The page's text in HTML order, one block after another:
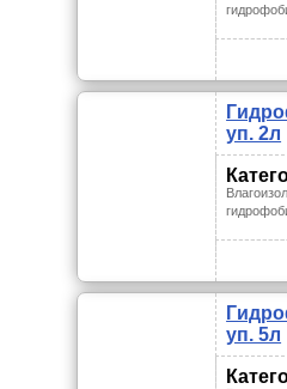
уп. 2л
уп. 5л